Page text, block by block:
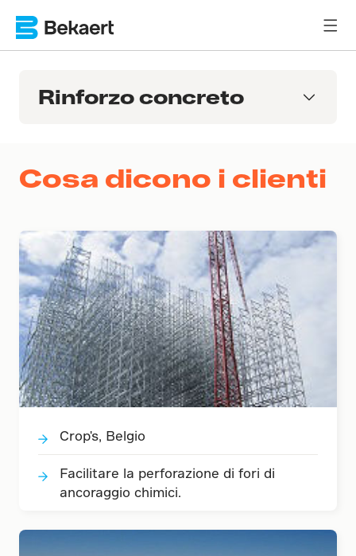
Rinforzo concreto
Cosa dicono i clienti
Crop's, Belgio
Facilitare la perforazione di fori di
ancoraggio chimici.